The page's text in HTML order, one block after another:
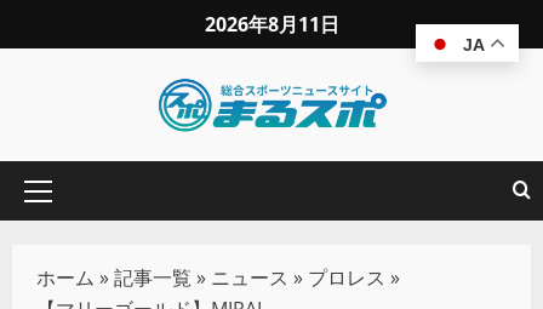
2026年8月11日
ホーム »記事一覧 » ニュース » プロレス »
JA